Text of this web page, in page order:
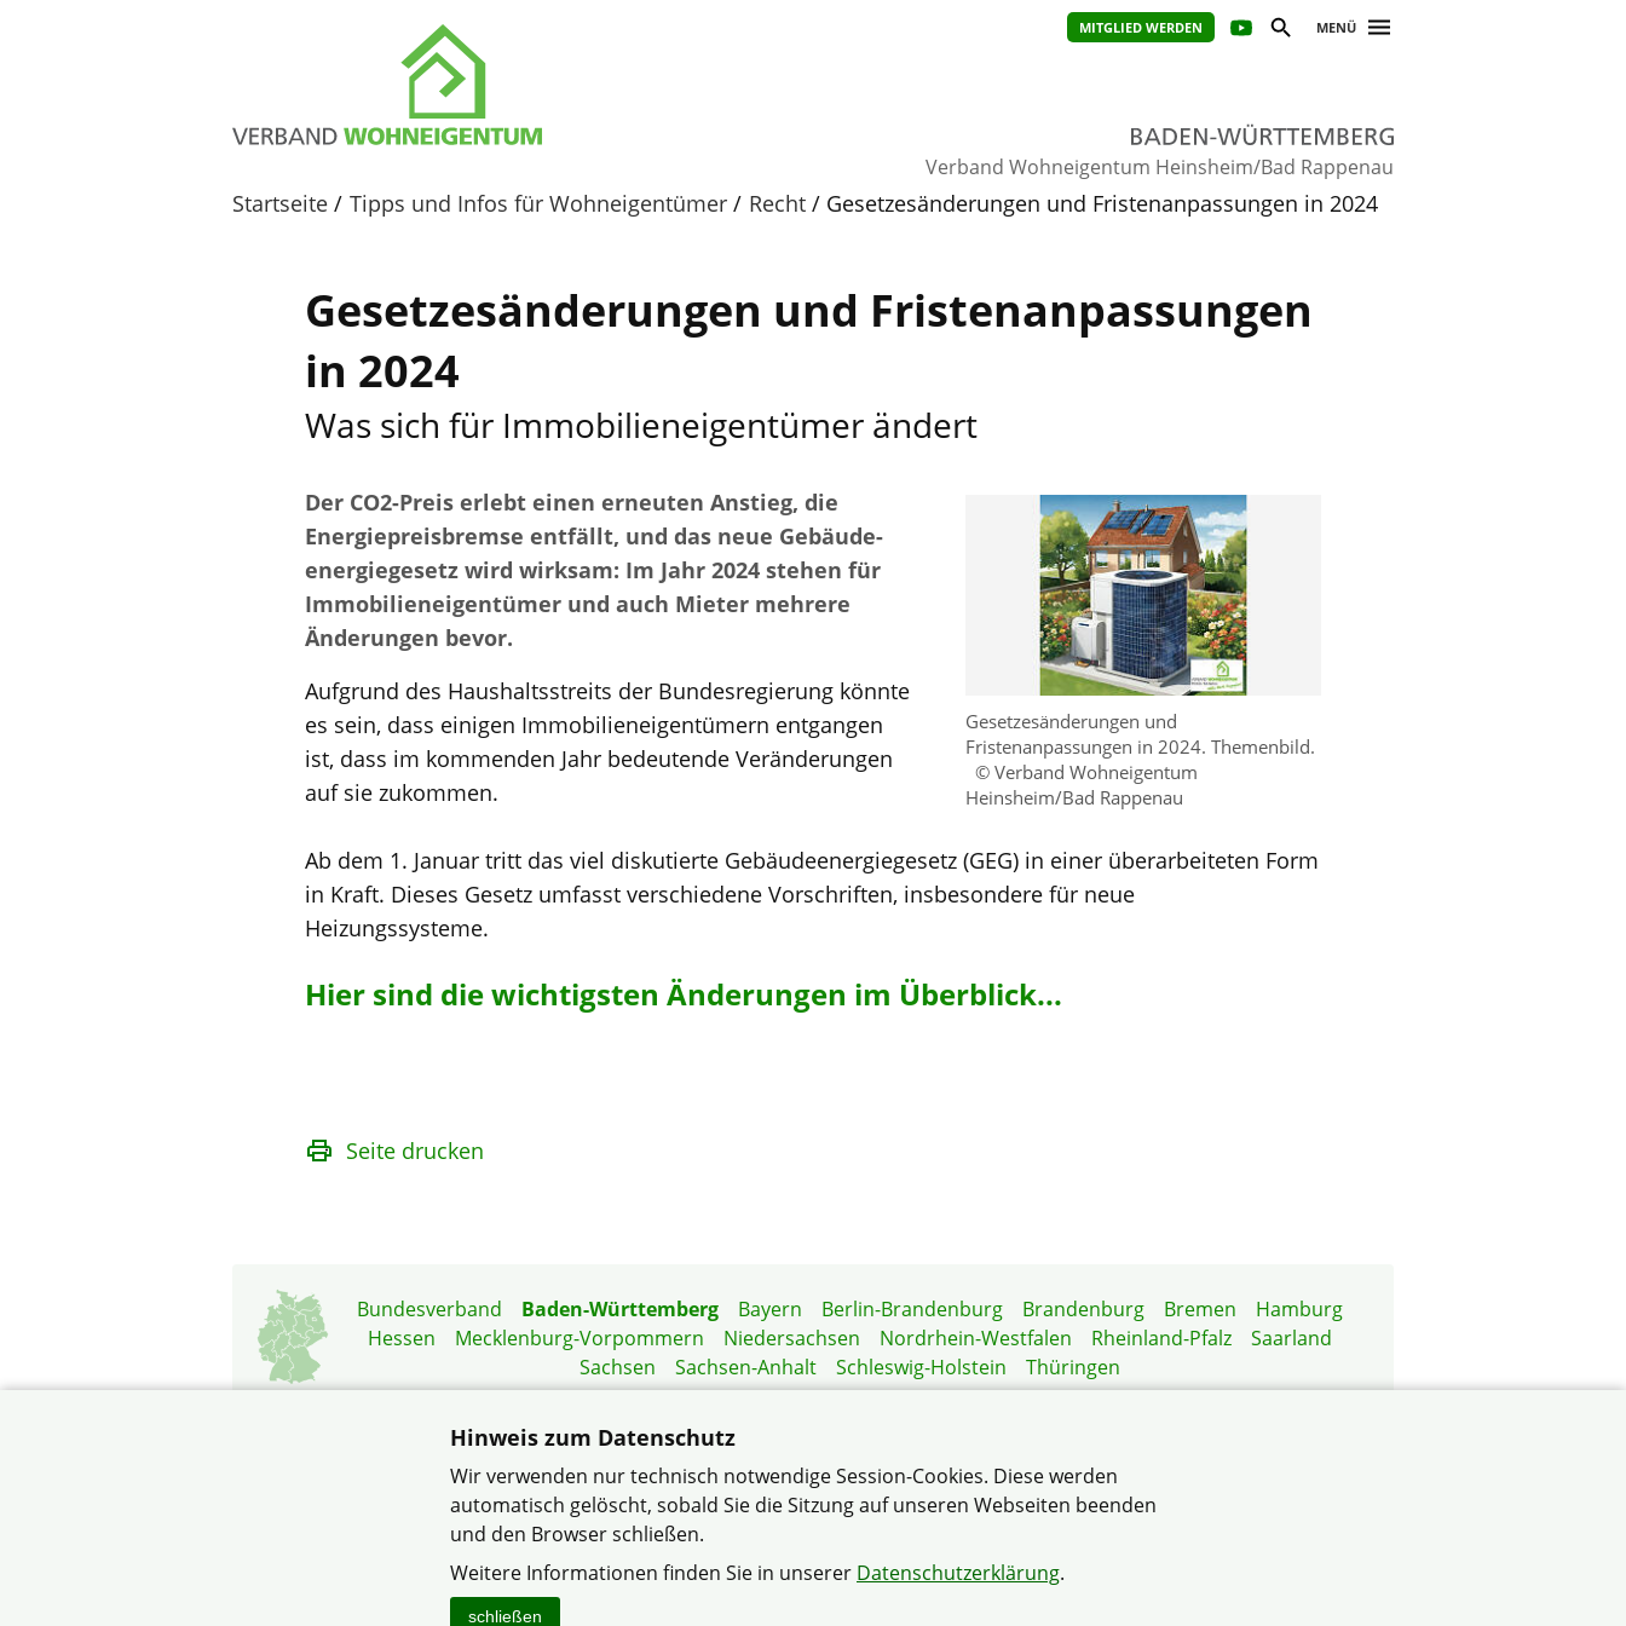
MITGLIED WERDEN MENÜ
Verband Wohneigentum Heinsheim/Bad Rappenau
Startseite Tipps und Infos für Wohneigentümer Recht Gesetzesänderungen und Fristenanpassungen in 2024
Gesetzesänderungen und Fristenanpassungen
in 2024
Was sich für Immobilieneigentümer ändert
Gesetzesänderungen und
Fristenanpassungen in 2024. Themenbild.
© Verband Wohneigentum
Heinsheim/Bad Rappenau
Der CO2-Preis erlebt einen erneuten Anstieg, die
Energiepreisbremse entfällt, und das neue Gebäude-
energiegesetz wird wirksam: Im Jahr 2024 stehen für
Immobilieneigentümer und auch Mieter mehrere
Änderungen bevor.
Aufgrund des Haushaltsstreits der Bundesregierung könnte
es sein, dass einigen Immobilieneigentümern entgangen
ist, dass im kommenden Jahr bedeutende Veränderungen
auf sie zukommen.
Ab dem 1. Januar tritt das viel diskutierte Gebäudeenergiegesetz (GEG) in einer überarbeiteten Form
in Kraft. Dieses Gesetz umfasst verschiedene Vorschriften, insbesondere für neue
Heizungssysteme.
Hier sind die wichtigsten Änderungen im Überblick...
Seite drucken
Bundesverband Baden-Württemberg Bayern Berlin-Brandenburg Brandenburg Bremen
Hamburg
Hessen
Mecklenburg-Vorpommern Niedersachsen Nordrhein-Westfalen Rheinland-Pfalz
Saarland
Sachsen
Sachsen-Anhalt Schleswig-Holstein
Thüringen
© Verband Wohneigentum Heinsheim/Bad Rappenau im Verband Wohneigentum Baden-Württemberg e.V.
Datenschutzerklärung Impressum Sitemap Kontakt
Hinweis zum Datenschutz
Wir verwenden nur technisch notwendige Session-Cookies. Diese werden
automatisch gelöscht, sobald Sie die Sitzung auf unseren Webseiten beenden
und den Browser schließen.
Weitere Informationen finden Sie in unserer Datenschutzerklärung.
schließen